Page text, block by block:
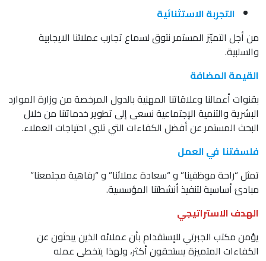
التجربة الاستثنائية
من أجل التميّز المستمر نتوق لسماع تجارب عملائنا الايجابية
والسلبية.
القيمة المضافة
بقنوات أعمالنا وعلاقاتنا المهنية بالدول المرخصة من وزارة الموارد
البشرية والتنمية الإجتماعية نسعى إلى تطوير خدماتتنا من خلال
البحث المستمر عن أفضل الكفاءات التي تلبي احتياجات العملاء.
فلسفتنا في العمل
تمثل “راحة موظفينا” و “سعادة عملائنا” و “رفاهية مجتمعنا”
مبادئ أساسية لتنفيذ أنشطتنا المؤسسية.
الهدف الاستراتيجي
يؤمن مكتب الجبرتي للإستقدام بأن عملائه الذين يبحثون عن
الكفاءات المتميزة يستحقون أكثر، ولهذا يتخطى عمله